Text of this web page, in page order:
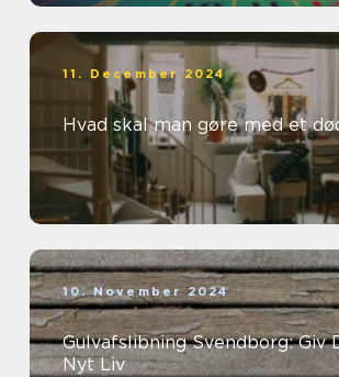
11. December 2024
Hvad skal man gøre med et
10. November 2024
Gulvafslibning Svendborg: Giv
Nyt Liv